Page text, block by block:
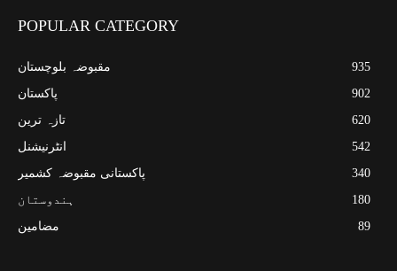
POPULAR CATEGORY
مقبوضہ بلوچستان
935
پاکستان
902
تازہ ترین
620
انٹرنیشنل
542
پاکستانی مقبوضہ کشمیر
340
ہندوستان
180
مضامین
89